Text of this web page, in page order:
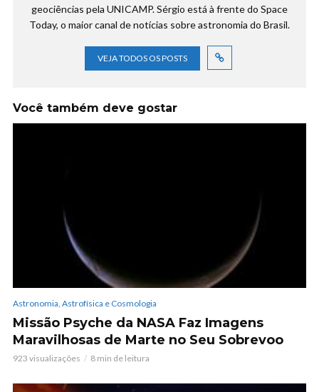
geociências pela UNICAMP. Sérgio está à frente do Space
Today, o maior canal de notícias sobre astronomia do Brasil.
VEJA TODOS OS POSTS
Você também deve gostar
Astronomia, Astrofísica e Cosmologia
Missão Psyche da NASA Faz Imagens
Maravilhosas de Marte no Seu Sobrevoo
923 visualizações 8 min de leitura